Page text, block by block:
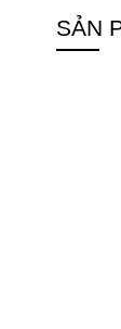
SẢN